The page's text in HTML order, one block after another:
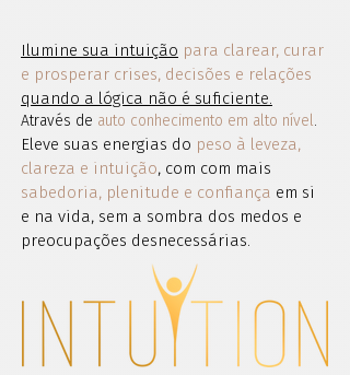
Ilumine sua intuição para clarear, curar
e prosperar crises, decisões e relações
quando a lógica não é suficiente.
Através de auto conhecimento em alto nível.
Eleve suas energias do peso à leveza,
clareza e intuição, com com mais
sabedoria, plenitude e confiança em si
e na vida, sem a sombra dos medos e
preocupações desnecessárias.